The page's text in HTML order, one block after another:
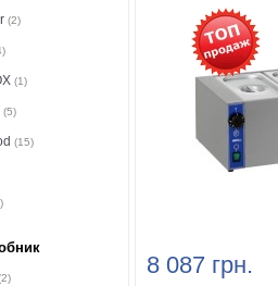
(2)
(1)
(5)
(15)
8 087 грн.